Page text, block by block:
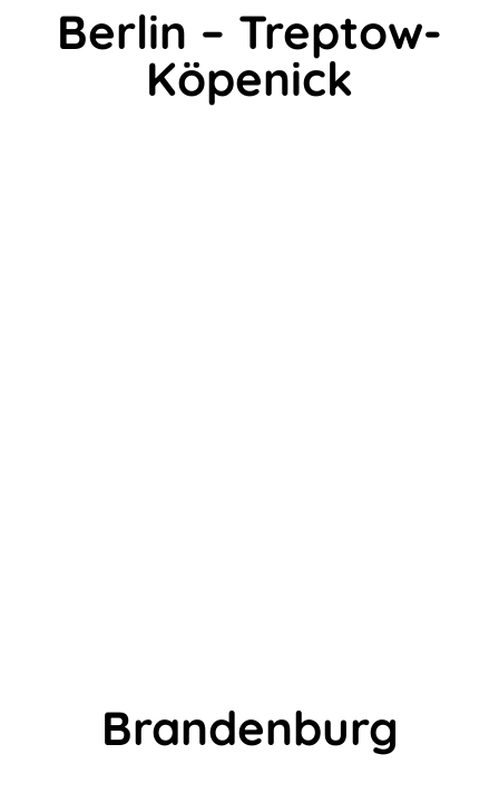
Berlin – Treptow-
Köpenick
Brandenburg